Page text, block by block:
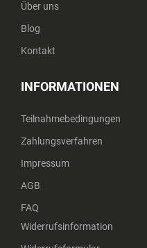
Über uns
Blog
Kontakt
INFORMATIONEN
Teilnahmebedingungen
Zahlungsverfahren
Impressum
AGB
FAQ
Widerrufsinformation